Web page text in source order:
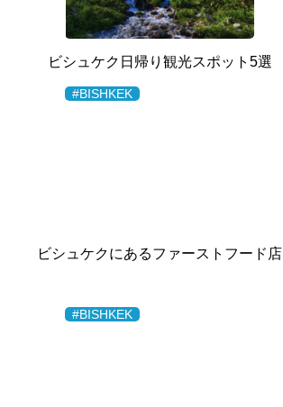
ビシュケク日帰り観光スポット5選
#BISHKEK
ビシュケクにあるファーストフード店
#BISHKEK